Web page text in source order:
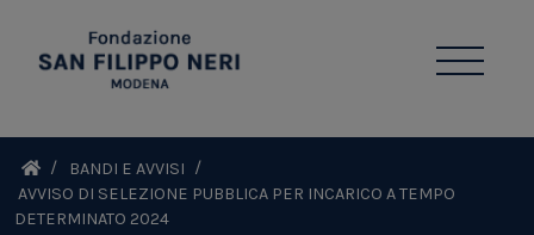
BANDI E AVVISI
AVVISO DI SELEZIONE PUBBLICA PER INCARICO A TEMPO
DETERMINATO 2024